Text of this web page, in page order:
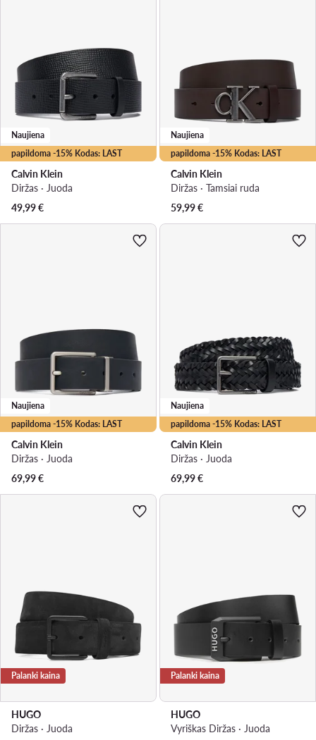
papildoma -15% Kodas: LAST
Naujiena
Calvin Klein
Diržas · Juoda
49,99€
papildoma -15% Kodas: LAST
Naujiena
Calvin Klein
Diržas · Tamsiai ruda
59,99€
papildoma -15% Kodas: LAST
Naujiena
Calvin Klein
Diržas · Juoda
69,99€
papildoma -15% Kodas: LAST
Naujiena
Calvin Klein
Diržas · Juoda
69,99€
Palanki kaina
HUGO
Diržas · Juoda
Palanki kaina
HUGO
Vyriškas Diržas · Juoda